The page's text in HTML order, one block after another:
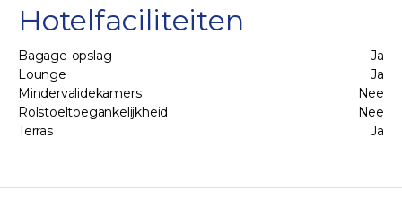
Hotelfaciliteiten
Bagage-opslag
Ja
Lounge
Ja
Mindervalidekamers
Nee
Rolstoeltoegankelijkheid
Nee
Terras
Ja